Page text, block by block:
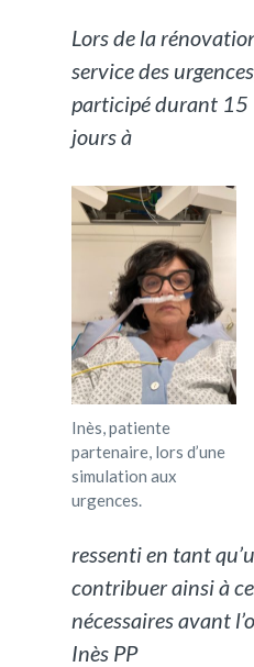
Lors de la
service des
participé durant 15
jours à
Inès, patiente
partenaire, lors d’une
simulation aux
urgences.
ressenti en tant
contribuer ainsi à
nécessaires avant
Inès PP